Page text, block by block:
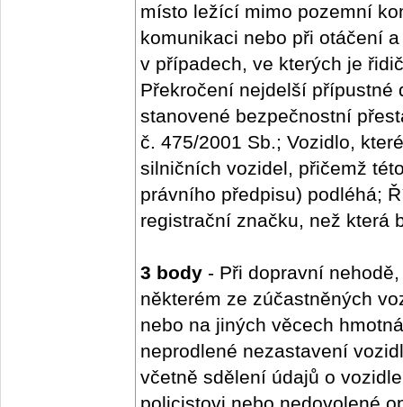
místo ležící mimo pozemní
komunikaci nebo při otáčení
v případech, ve kterých je
Překročení nejdelší
stanovené bezpečnostní
č. 475/2001 Sb.; Vozidlo,
silničních vozidel, přičemž
právního předpisu) podléhá;
registrační značku, než která
3 body - Při dopravní
některém ze zúčastněných
nebo na jiných věcech
neprodlené nezastavení
včetně sdělení údajů o